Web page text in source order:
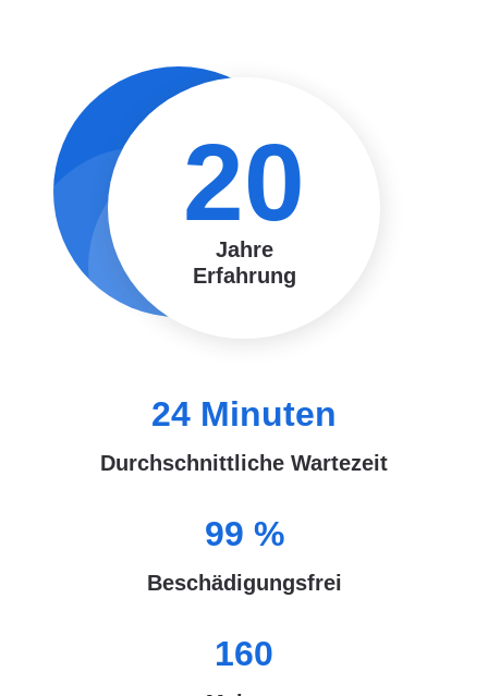
20
Jahre
Erfahrung
24 Minuten
Durchschnittliche Wartezeit
99 %
Beschädigungsfrei
160